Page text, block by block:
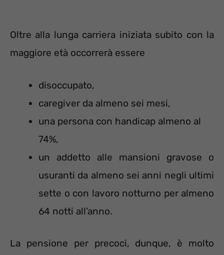
Oltre alla lunga carriera iniziata subito con la
maggiore età occorrerà essere
disoccupato,
caregiver da almeno sei mesi,
una persona con handicap almeno al
74%,
un addetto alle mansioni gravose o
usuranti da almeno sei anni negli ultimi
sette o con lavoro notturno per almeno
64 notti all’anno.
La pensione per precoci, dunque, è molto